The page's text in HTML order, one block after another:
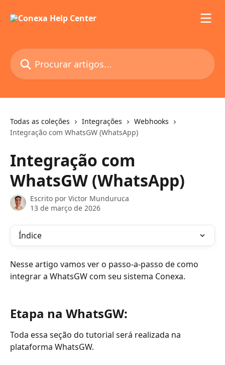
Procurar artigos...
Todas as coleções Integrações
Webhooks
Integração com WhatsGW (WhatsApp)
Integração com
WhatsGW (WhatsApp)
Escrito por Victor Munduruca
13 de março de 2026
Índice
Nesse artigo vamos ver o passo-a-passo de como
integrar a WhatsGW com seu sistema Conexa.
Etapa na WhatsGW:
Toda essa seção do tutorial será realizada na
plataforma WhatsGW.